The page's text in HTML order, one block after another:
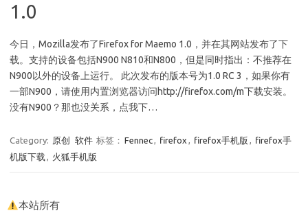
1.0
今日，Mozilla发布了Firefox for Maemo 1.0，并在其网站发布了下
载。支持的设备包括N900 N810和N800，但是同时指出：不推荐在
N900以外的设备上运行。 此次发布的版本号为1.0 RC 3，如果你有
一部N900，请使用内置浏览器访问http://firefox.com/m下载安装。
没有N900？那也没关系，点我下…
Category: 原创 软件 标签： Fennec, firefox , firefox手机版 , firefox手
机版下载 , 火狐手机版
本站所有